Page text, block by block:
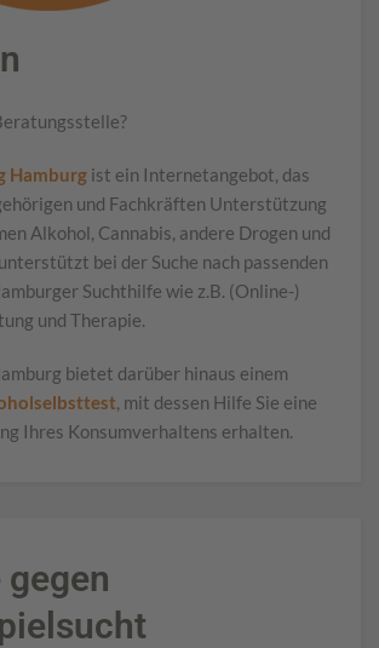
Hamburg ist ein Internetangebot, das
und Fachkräften Unterstützung
Alkohol, Cannabis, andere Drogen und
bei der Suche nach passenden
Suchthilfe wie z.B. (Online-)
und Therapie.
bietet darüber hinaus einem
, mit dessen Hilfe Sie eine
Ihres Konsumverhaltens erhalten.